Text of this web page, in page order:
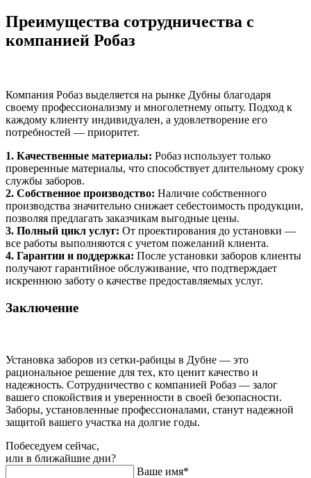
Преимущества сотрудничества с
компанией Робаз
Компания Робаз выделяется на рынке Дубны благодаря
своему профессионализму и многолетнему опыту. Подход к
каждому клиенту индивидуален, а удовлетворение его
потребностей — приоритет.
1. Качественные материалы: Робаз использует только
проверенные материалы, что способствует длительному сроку
службы заборов.
2. Собственное производство: Наличие собственного
производства значительно снижает себестоимость продукции,
позволяя предлагать заказчикам выгодные цены.
3. Полный цикл услуг: От проектирования до установки —
все работы выполняются с учетом пожеланий клиента.
4. Гарантии и поддержка: После установки заборов клиенты
получают гарантийное обслуживание, что подтверждает
искреннюю заботу о качестве предоставляемых услуг.
Заключение
Установка заборов из сетки-рабицы в Дубне — это
рациональное решение для тех, кто ценит качество и
надежность. Сотрудничество с компанией Робаз — залог
вашего спокойствия и уверенности в своей безопасности.
Заборы, установленные профессионалами, станут надежной
защитой вашего участка на долгие годы.
Побеседуем сейчас,
или в ближайшие дни?
Ваше имя*